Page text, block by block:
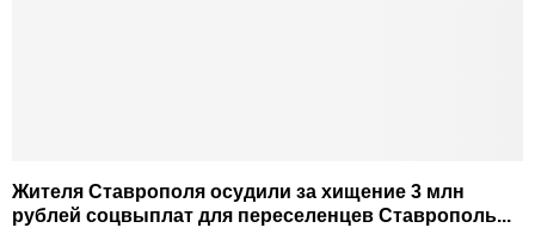
Жителя Ставрополя осудили за хищение 3 млн
рублей соцвыплат для переселенцев Ставрополь...